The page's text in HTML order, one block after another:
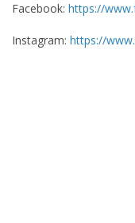
Facebook: https://
Instagram: https://